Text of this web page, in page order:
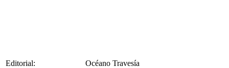
Editorial:
Océano Travesía